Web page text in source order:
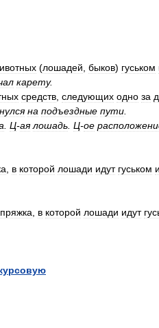
(лошадей быков) гуськом
карету.
средств следующих одно за
на подъездные пути
Ц-ая лошадь Ц-ое
в которой лошади идут гуськом
в которой лошади идут